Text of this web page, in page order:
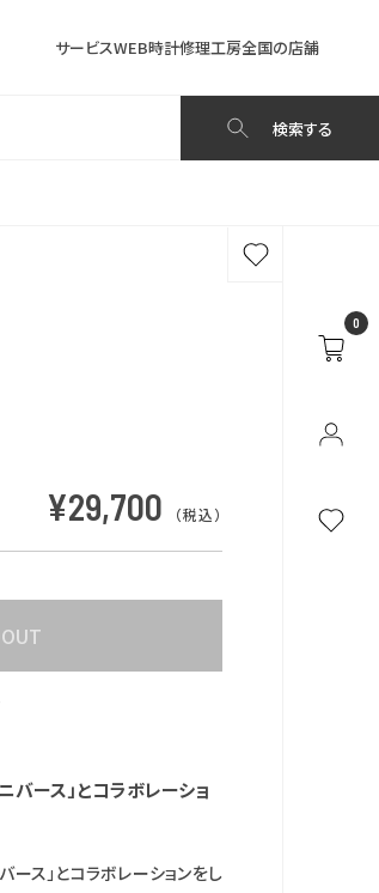
サービスWEB時計修理工房全国の店舗
検索する
0
¥29,700 （税込）
バース」とコラボレーショ
ース」とコラボレーションをし